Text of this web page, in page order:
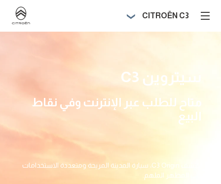
CITROËN C3
سيتروين C3
متاح للطلب عبر الإنترنت وفي نقاط
البيع
اكتشف C3 Origin، سيارة المدينة المريحة ومتعددة الاستخدامات
ذات المظهر الملهم.